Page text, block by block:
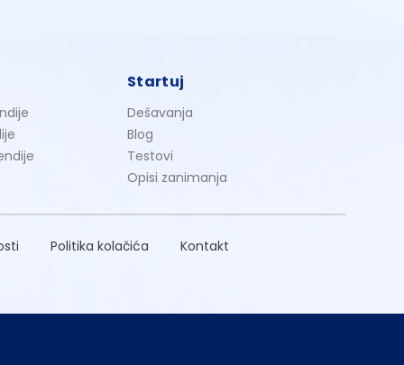
Startuj
Dešavanja
Blog
Testovi
Opisi zanimanja
Politika kolačića Kontakt